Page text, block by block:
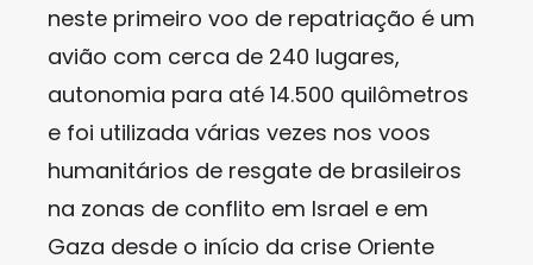
neste primeiro voo de repatriação é um
avião com cerca de 240 lugares,
autonomia para até 14.500 quilômetros
e foi utilizada várias vezes nos voos
humanitários de resgate de brasileiros
na zonas de conflito em Israel e em
Gaza desde o início da crise Oriente